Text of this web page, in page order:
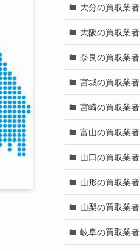
大分の買取業者
大阪の買取業者
奈良の買取業者
宮城の買取業者
宮崎の買取業者
富山の買取業者
山口の買取業者
山形の買取業者
山梨の買取業者
岐阜の買取業者